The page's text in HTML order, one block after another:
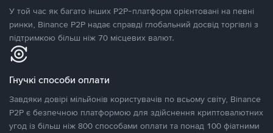
У той час як багато інших P2P-платформ орієнтовані на певні
ринки, Binance P2P надає справді глобальний досвід торгівлі з
підтримкою більш ніж 70 місцевих валют.
Гнучкі способи оплати
Завдяки довірі мільйонів користувачів по всьому світу, Binance
P2P є безпечною платформою для здійснення криптовалютних
угод із більш ніж 800 способами оплати та понад 100 фіатними